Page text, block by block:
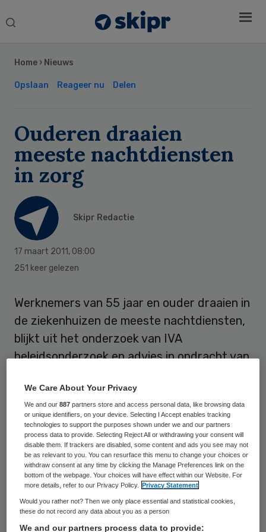
Search
Home › Nieuws
Opslaan Reageer nu Delen
Ouderen draaien
meeste nachtdiensten
in zorg
Skipr Redactie
17 maart 2011, 08:00
251 keer gelezen
Werknemers van 55 jaar en ouder draaien in
de ziekenhuizen de meeste nachtdiensten,
blijkt uit het onderzoek van IVA
beleidsonderzoek en advies in opdracht van
Opmerkelijk
Vakbond Abvakabo FNV noemt de
uitkomstenopmerkelijk. Werkgevers hebben
altijd beweerd dat meer oudere
werknemers nachtdiensten moeten draaien
om een tekort aan personeel in de nachten
Sidebar
We Care About Your Privacy
We and our887 partners store and access personal data, like browsing data
or unique identifiers, on your device. Selecting I Accept enables tracking
technologies to support the purposes shown under we and our partners
process data to provide. Selecting Reject All or withdrawing your consent will
disable them. If trackers are disabled, some content and ads you see may not
be as relevant to you. You can resurface this menu to change your choices or
withdraw consent at any time by clicking the Manage Preferences link on the
bottom of the webpage. Your choices will have effect within our Website. For
more details, refer to our Privacy Policy.
Privacy Statement
Would you rather not? Then we only place essential and statistical cookies,
these do not record any data about you as a person
We and our partners process data to provide: